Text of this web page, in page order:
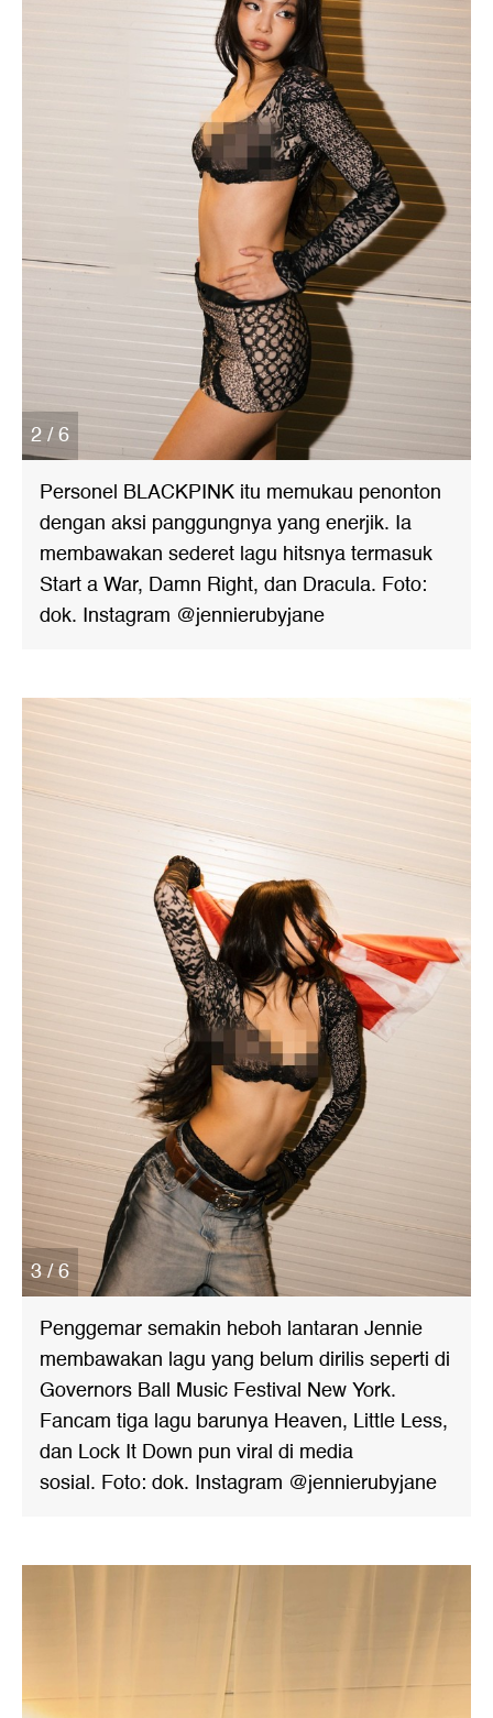
2 / 6
Personel BLACKPINK itu memukau penonton
dengan aksi panggungnya yang enerjik. Ia
membawakan sederet lagu hitsnya termasuk
Start a War, Damn Right, dan Dracula. Foto:
dok. Instagram @jennierubyjane
3 / 6
Penggemar semakin heboh lantaran Jennie
membawakan lagu yang belum dirilis seperti di
Governors Ball Music Festival New York.
Fancam tiga lagu barunya Heaven, Little Less,
dan Lock It Down pun viral di media
sosial. Foto: dok. Instagram @jennierubyjane